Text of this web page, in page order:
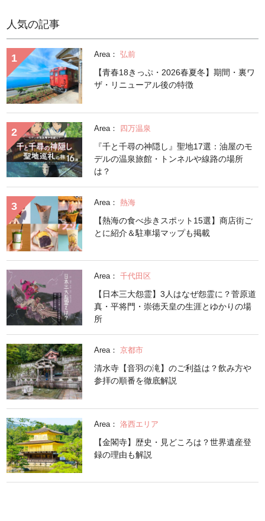
人気の記事
Area： 弘前
【青春18きっぷ・2026春夏冬】期間・裏ワ
ザ・リニューアル後の特徴
Area： 四万温泉
『千と千尋の神隠し』聖地17選：油屋のモ
デルの温泉旅館・トンネルや線路の場所
は？
Area： 熱海
【熱海の食べ歩きスポット15選】商店街ご
とに紹介＆駐車場マップも掲載
Area： 千代田区
【日本三大怨霊】3人はなぜ怨霊に？菅原道
真・平将門・崇徳天皇の生涯とゆかりの場
所
Area： 京都市
清水寺【音羽の滝】のご利益は？飲み方や
参拝の順番を徹底解説
Area： 洛西エリア
【金閣寺】歴史・見どころは？世界遺産登
録の理由も解説